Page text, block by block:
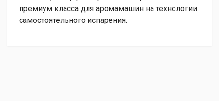
премиум класса для аромамашин на технологии
самостоятельного испарения.